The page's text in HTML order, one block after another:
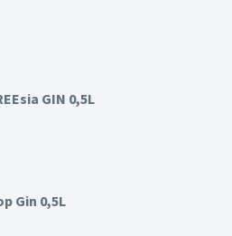
GIN 0,5L
Gin 0,5L